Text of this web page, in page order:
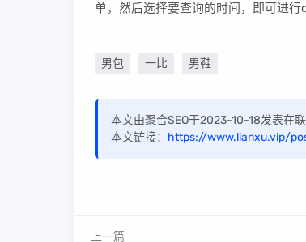
单，然后选择要查询的时间，即可进行
男包 一比 男鞋
本文由聚合SEO于2023-10-18发表在
本文链接： https://www.lianxu.vip/
上一篇